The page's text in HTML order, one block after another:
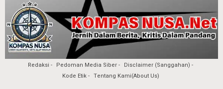
Redaksi Pedoman Media Siber
Disclaimer (Sanggahan)
Kode Etik
Tentang Kami(About Us)